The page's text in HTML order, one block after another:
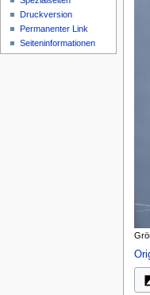
Druckversion
Permanenter Link
Seiten­­informationen